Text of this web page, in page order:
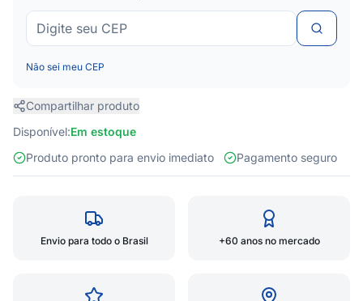
Não sei meu CEP
Compartilhar produto
Disponível:Em estoque
Produto pronto para envio imediato
Pagamento seguro
Envio para todo o Brasil +60 anos no mercado